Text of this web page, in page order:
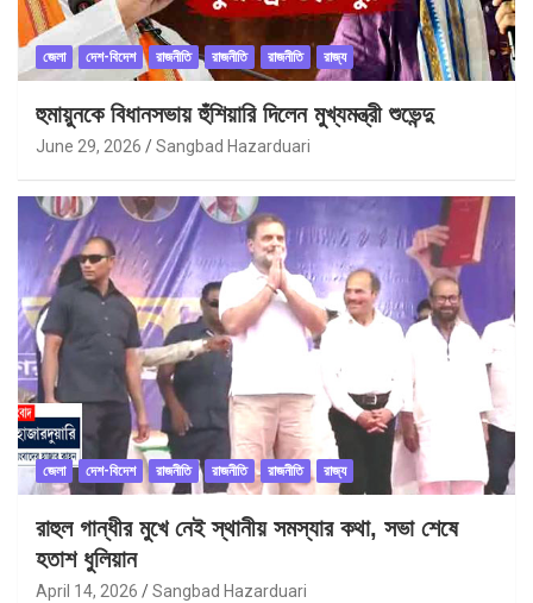
জেলা দেশ-বিদেশ রাজনীতি রাজনীতি রাজনীতি রাজ্য
হুমায়ুনকে বিধানসভায় হুঁশিয়ারি দিলেন মুখ্যমন্ত্রী শুভেন্দু
June 29, 2026 Sangbad Hazarduari
জেলা দেশ-বিদেশ রাজনীতি রাজনীতি রাজনীতি রাজ্য
রাহুল গান্ধীর মুখে নেই স্থানীয় সমস্যার কথা, সভা শেষে
হতাশ ধুলিয়ান
April 14, 2026 Sangbad Hazarduari